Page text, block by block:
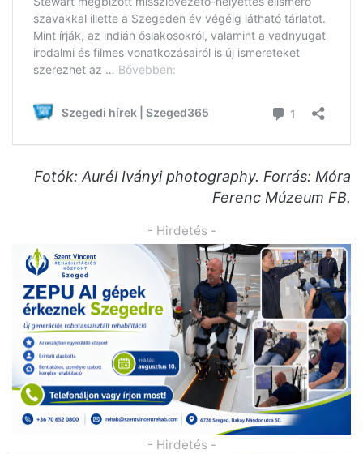
Fotók: Aurél Iványi photography. Forrás: Móra
Ferenc Múzeum FB.
- Hirdetés -
- Hirdetés -